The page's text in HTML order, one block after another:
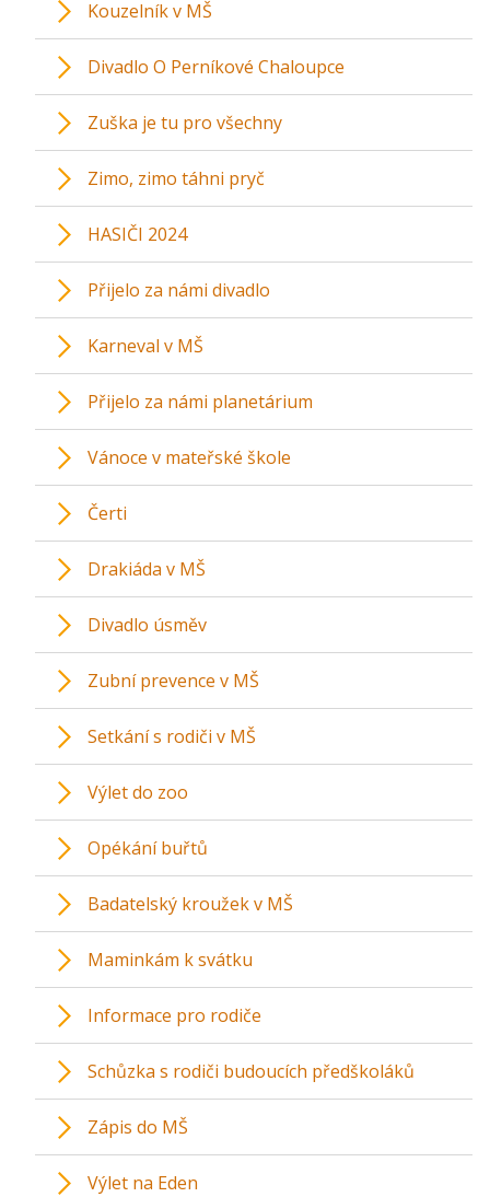
Kouzelník v MŠ
Divadlo O Perníkové Chaloupce
Zuška je tu pro všechny
Zimo, zimo táhni pryč
HASIČI 2024
Přijelo za námi divadlo
Karneval v MŠ
Přijelo za námi planetárium
Vánoce v mateřské škole
Čerti
Drakiáda v MŠ
Divadlo úsměv
Zubní prevence v MŠ
Setkání s rodiči v MŠ
Výlet do zoo
Opékání buřtů
Badatelský kroužek v MŠ
Maminkám k svátku
Informace pro rodiče
Schůzka s rodiči budoucích předškoláků
Zápis do MŠ
Výlet na Eden